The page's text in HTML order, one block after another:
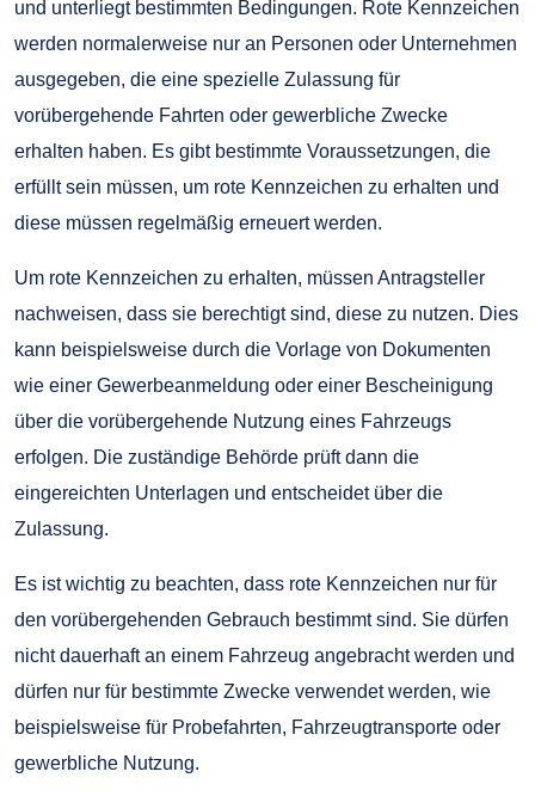
und unterliegt bestimmten Bedingungen. Rote Kennzeichen
werden normalerweise nur an Personen oder Unternehmen
ausgegeben, die eine spezielle Zulassung für
vorübergehende Fahrten oder gewerbliche Zwecke
erhalten haben. Es gibt bestimmte Voraussetzungen, die
erfüllt sein müssen, um rote Kennzeichen zu erhalten und
diese müssen regelmäßig erneuert werden.
Um rote Kennzeichen zu erhalten, müssen Antragsteller
nachweisen, dass sie berechtigt sind, diese zu nutzen. Dies
kann beispielsweise durch die Vorlage von Dokumenten
wie einer Gewerbeanmeldung oder einer Bescheinigung
über die vorübergehende Nutzung eines Fahrzeugs
erfolgen. Die zuständige Behörde prüft dann die
eingereichten Unterlagen und entscheidet über die
Zulassung.
Es ist wichtig zu beachten, dass rote Kennzeichen nur für
den vorübergehenden Gebrauch bestimmt sind. Sie dürfen
nicht dauerhaft an einem Fahrzeug angebracht werden und
dürfen nur für bestimmte Zwecke verwendet werden, wie
beispielsweise für Probefahrten, Fahrzeugtransporte oder
gewerbliche Nutzung.